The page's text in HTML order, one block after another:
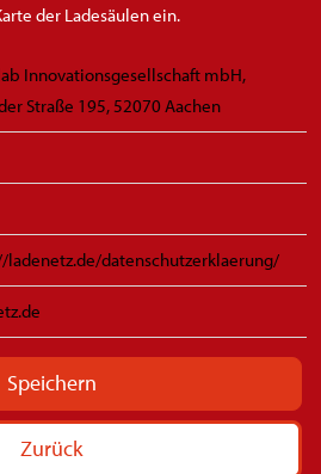
der Ladesäulen ein.
Innovationsgesellschaft mbH,
Straße 195, 52070 Aachen
ladenetz.de/datenschutzerklaerung/
Speichern
Zurück